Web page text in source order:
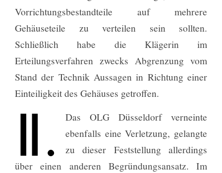
Vorrichtungsbestandteile auf mehrere
Gehäuseteile zu verteilen sein sollten.
Schließlich habe die Klägerin im
Erteilungsverfahren zwecks Abgrenzung vom
Stand der Technik Aussagen in Richtung einer
Einteiligkeit des Gehäuses getroffen.
Ⅱ.
Das OLG Düsseldorf verneinte
ebenfalls eine Verletzung, gelangte
zu dieser Feststellung allerdings
über einen anderen Begründungsansatz. Im